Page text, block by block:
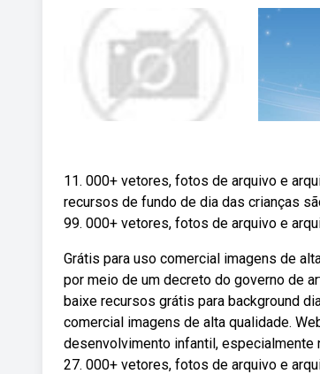
11. 000+ vetores, fotos de arquivo e
recursos de fundo de dia das crianças
99. 000+ vetores, fotos de arquivo e
Grátis para uso comercial imagens de
por meio de um decreto do governo de
baixe recursos grátis para background
comercial imagens de alta qualidade.
desenvolvimento infantil, especialmente
27. 000+ vetores, fotos de arquivo e